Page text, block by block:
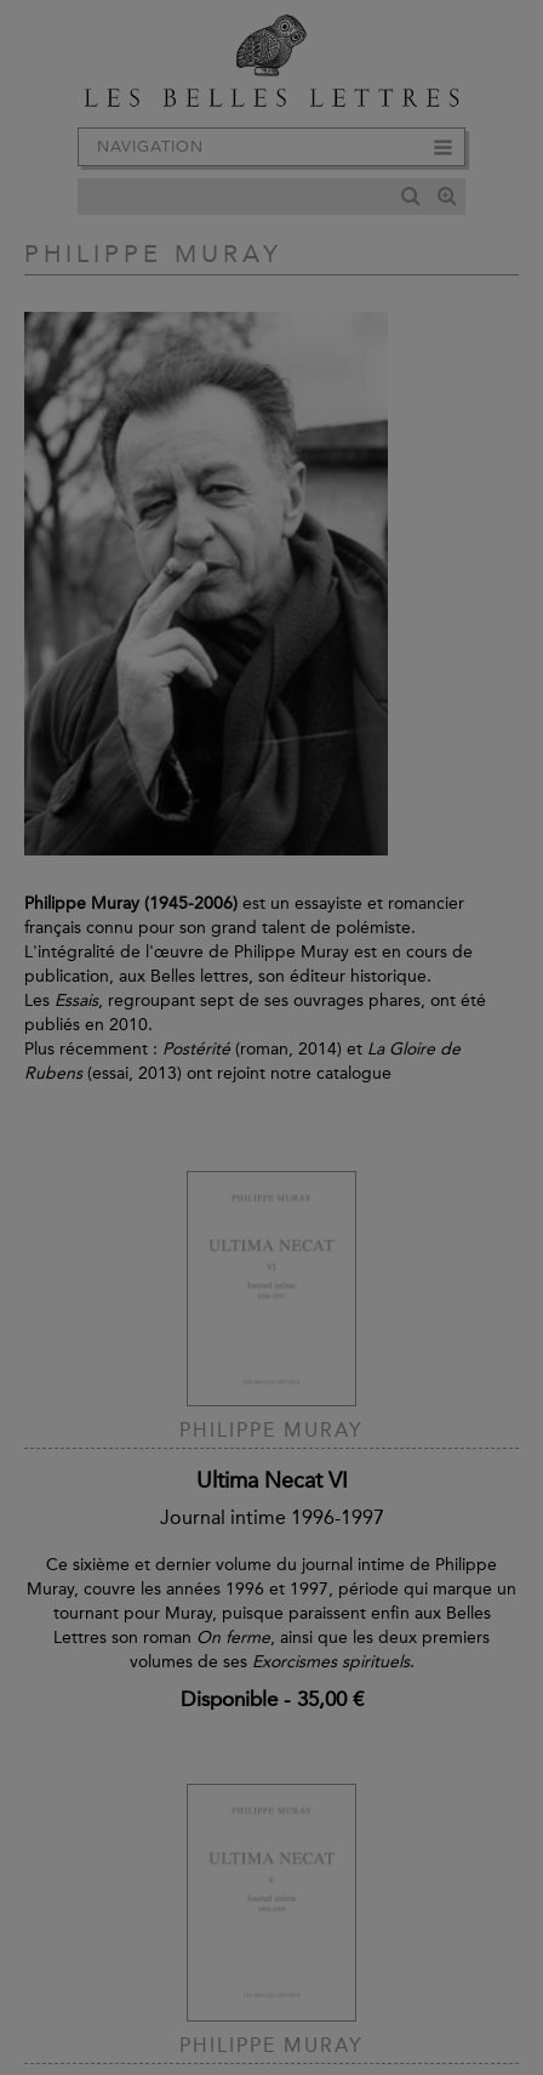
NAVIGATION
PHILIPPE MURAY
Philippe Muray (1945-2006) est un essayiste et romancier
français connu pour son grand talent de polémiste.
L'intégralité de l'œuvre de Philippe Muray est en cours de
publication, aux Belles lettres, son éditeur historique.
Les Essais, regroupant sept de ses ouvrages phares, ont été
publiés en 2010.
Plus récemment : Postérité (roman, 2014) et La Gloire de
Rubens(essai, 2013) ont rejoint notre catalogue
PHILIPPE MURAY
Ultima Necat VI
Journal intime 1996-1997
Ce sixième et dernier volume du journal intime de Philippe
Muray, couvre les années 1996 et 1997, période qui marque un
tournant pour Muray, puisque paraissent enfin aux Belles
Lettres son roman On ferme, ainsi que les deux premiers
volumes de ses Exorcismes spirituels.
Disponible- 35,00 €
PHILIPPE MURAY